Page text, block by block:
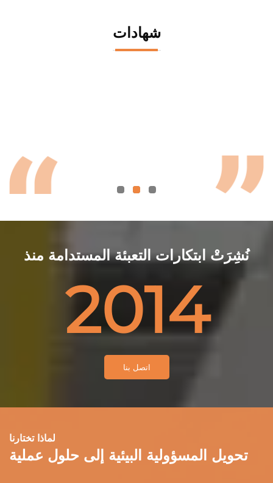
شهادات
نُشِرَتْ ابتكارات التعبئة المستدامة منذ
2014
اتصل بنا
لماذا تختارنا
تحويل المسؤولية البيئية إلى حلول عملية